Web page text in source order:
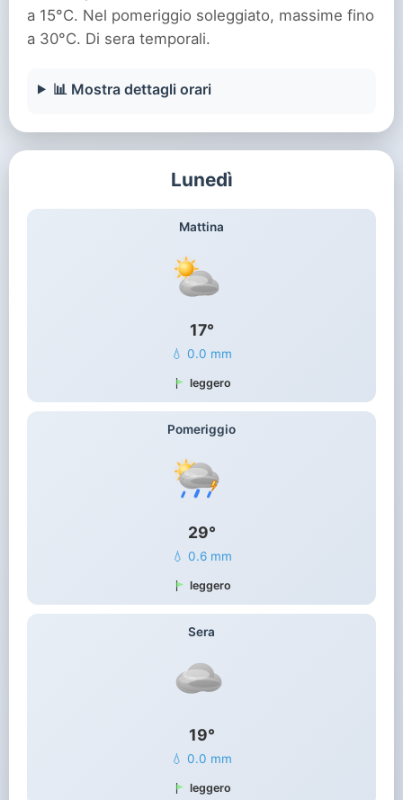
a 15°C. Nel pomeriggio soleggiato, massime fino
a 30°C. Di sera temporali.
📊 Mostra dettagli orari
Lunedì
Mattina
17°
💧 0.0 mm
leggero
Pomeriggio
29°
💧 0.6 mm
leggero
Sera
19°
💧 0.0 mm
leggero